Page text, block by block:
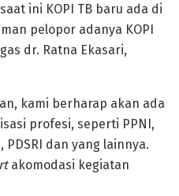
ini KOPI TB baru ada di
pelopor adanya KOPI
dr. Ratna Ekasari,
kami berharap akan ada
profesi, seperti PPNI,
PDSRI dan yang lainnya.
akomodasi kegiatan